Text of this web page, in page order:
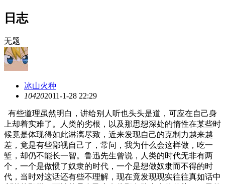
日志
无题
冰山火种
104202011-1-28 22:29
有些道理虽然明白，讲给别人听也头头是道，可应在自己身
上却着实难了。人类的劣根，以及那思想深处的惰性在某些时
候竟是体现得如此淋漓尽致，近来发现自己的克制力越来越
差，竟是有些鄙视自己了，常问，我为什么会这样做，吃一
堑，却仍不能长一智。鲁迅先生曾说，人类的时代无非有两
个，一个是做惯了奴隶的时代，一个是想做奴隶而不得的时
代，当时对这话还有些不理解，现在竟发现现实往往真如话中